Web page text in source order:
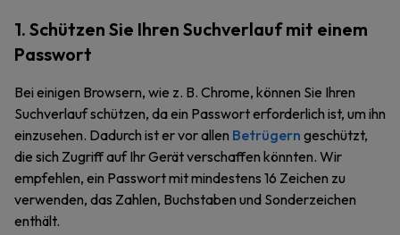
1. Schützen Sie Ihren Suchverlauf mit einem
Passwort
Bei einigen Browsern, wie z. B. Chrome, können Sie Ihren
Suchverlauf schützen, da ein Passwort erforderlich ist, um ihn
einzusehen. Dadurch ist er vor allen Betrügern geschützt,
die sich Zugriff auf Ihr Gerät verschaffen könnten. Wir
empfehlen, ein Passwort mit mindestens 16 Zeichen zu
verwenden, das Zahlen, Buchstaben und Sonderzeichen
enthält.